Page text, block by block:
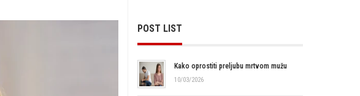
POST LIST
Kako oprostiti preljubu mrtvom mužu
10/03/2026